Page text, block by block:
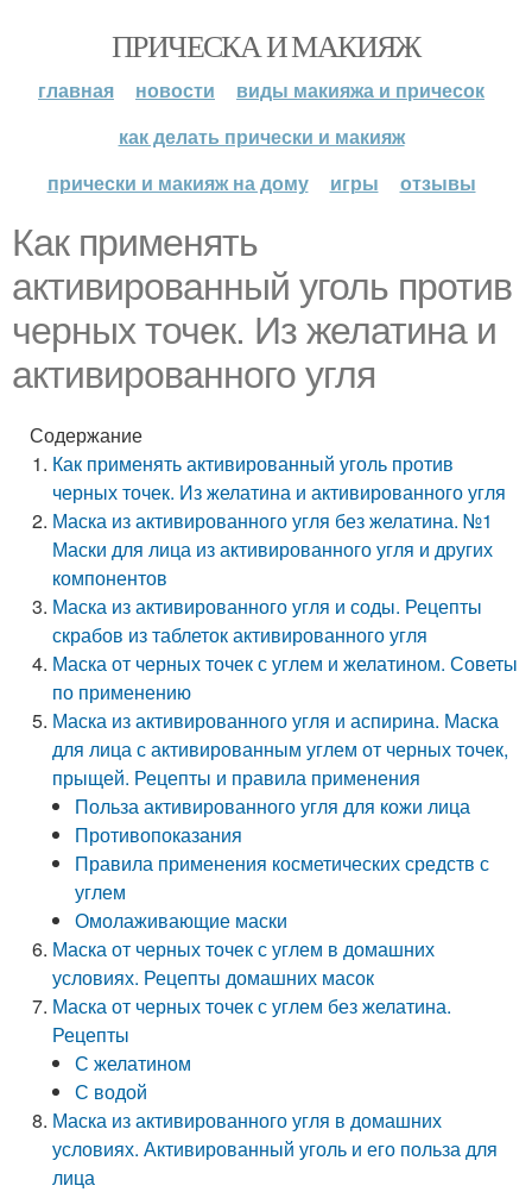
ПРИЧЕСКА И МАКИЯЖ
главная новости
виды макияжа и причесок
как делать прически и макияж
прически и макияж на дому
игры отзывы
Как применять
активированный уголь против
черных точек. Из желатина и
активированного угля
Содержание
Как применять активированный уголь против
черных точек. Из желатина и активированного угля
Маска из активированного угля без желатина. №1
Маски для лица из активированного угля и других
компонентов
Маска из активированного угля и соды. Рецепты
скрабов из таблеток активированного угля
Маска от черных точек с углем и желатином. Советы
по применению
Маска из активированного угля и аспирина. Маска
для лица с активированным углем от черных точек,
прыщей. Рецепты и правила применения
Польза активированного угля для кожи лица
Противопоказания
Правила применения косметических средств с
углем
Омолаживающие маски
Маска от черных точек с углем в домашних
условиях. Рецепты домашних масок
Маска от черных точек с углем без желатина.
Рецепты
С желатином
С водой
Маска из активированного угля в домашних
условиях. Активированный уголь и его польза для
лица